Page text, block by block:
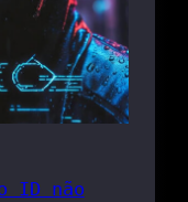
ID não